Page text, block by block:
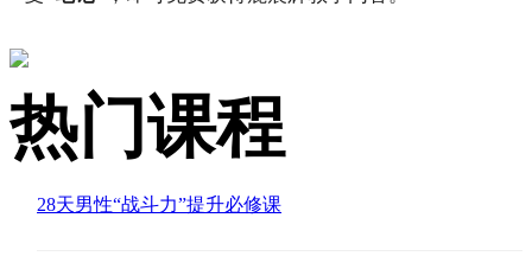
热门课程
28天男性“战斗力”提升必修课